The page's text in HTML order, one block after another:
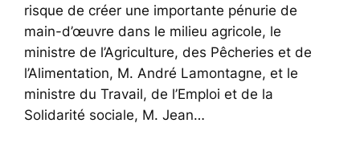
risque de créer une importante pénurie de
main-d’œuvre dans le milieu agricole, le
ministre de l’Agriculture, des Pêcheries et de
l’Alimentation, M. André Lamontagne, et le
ministre du Travail, de l’Emploi et de la
Solidarité sociale, M. Jean…